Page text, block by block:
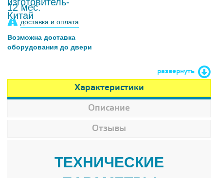
12 мес.
доставка и оплата
Возможна доставка
оборудования до двери
развернуть
Характеристики
Описание
Отзывы
ТЕХНИЧЕСКИЕ